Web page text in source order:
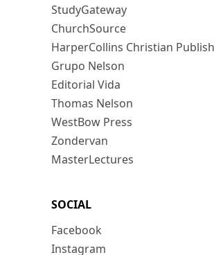
StudyGateway
ChurchSource
HarperCollins Christian
Grupo Nelson
Editorial Vida
Thomas Nelson
WestBow Press
Zondervan
MasterLectures
SOCIAL
Facebook
Instagram